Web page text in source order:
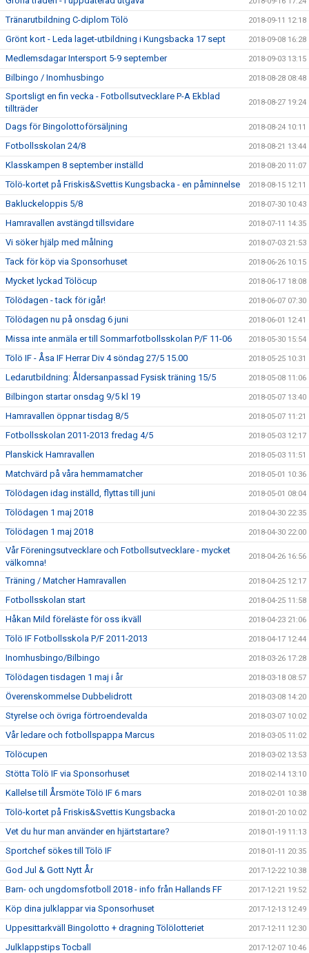
Tränarutbildning C-diplom Tölö 2018-09-11 12:18
Grönt kort - Leda laget-utbildning i Kungsbacka 17 sept 2018-09-08 16:28
Medlemsdagar Intersport 5-9 september 2018-09-03 13:15
Bilbingo / Inomhusbingo 2018-08-28 08:48
Sportsligt en fin vecka - Fotbollsutvecklare P-A Ekblad
tillträder
2018-08-27 19:24
Dags för Bingolottoförsäljning 2018-08-24 10:11
Fotbollsskolan 24/8 2018-08-21 13:44
Klasskampen 8 september inställd 2018-08-20 11:07
Tölö-kortet på Friskis&Svettis Kungsbacka - en påminnelse 2018-08-15 12:11
Bakluckeloppis 5/8 2018-07-30 10:43
Hamravallen avstängd tillsvidare 2018-07-11 14:35
Vi söker hjälp med målning 2018-07-03 21:53
Tack för köp via Sponsorhuset 2018-06-26 10:15
Mycket lyckad Tölöcup 2018-06-17 18:08
Tölödagen - tack för igår! 2018-06-07 07:30
Tölödagen nu på onsdag 6 juni 2018-06-01 12:41
Missa inte anmäla er till Sommarfotbollsskolan P/F 11-06 2018-05-30 15:54
Tölö IF - Åsa IF Herrar Div 4 söndag 27/5 15.00 2018-05-25 10:31
Ledarutbildning: Åldersanpassad Fysisk träning 15/5 2018-05-08 11:06
Bilbingon startar onsdag 9/5 kl 19 2018-05-07 13:40
Hamravallen öppnar tisdag 8/5 2018-05-07 11:21
Fotbollsskolan 2011-2013 fredag 4/5 2018-05-03 12:17
Planskick Hamravallen 2018-05-03 11:51
Matchvärd på våra hemmamatcher 2018-05-01 10:36
Tölödagen idag inställd, flyttas till juni 2018-05-01 08:04
Tölödagen 1 maj 2018 2018-04-30 22:35
Tölödagen 1 maj 2018 2018-04-30 22:00
Vår Föreningsutvecklare och Fotbollsutvecklare - mycket
välkomna!
2018-04-26 16:56
Träning / Matcher Hamravallen 2018-04-25 12:17
Fotbollsskolan start 2018-04-25 11:58
Håkan Mild föreläste för oss ikväll 2018-04-23 21:06
Tölö IF Fotbollsskola P/F 2011-2013 2018-04-17 12:44
Inomhusbingo/Bilbingo 2018-03-26 17:28
Tölödagen tisdagen 1 maj i år 2018-03-18 08:57
Överenskommelse Dubbelidrott 2018-03-08 14:20
Styrelse och övriga förtroendevalda 2018-03-07 10:02
Vår ledare och fotbollspappa Marcus 2018-03-05 11:02
Tölöcupen 2018-03-02 13:53
Stötta Tölö IF via Sponsorhuset 2018-02-14 13:10
Kallelse till Årsmöte Tölö IF 6 mars 2018-02-01 10:38
Tölö-kortet på Friskis&Svettis Kungsbacka 2018-01-20 10:02
Vet du hur man använder en hjärtstartare? 2018-01-19 11:13
Sportchef sökes till Tölö IF 2018-01-11 20:35
God Jul & Gott Nytt År 2017-12-22 10:38
Barn- och ungdomsfotboll 2018 - info från Hallands FF 2017-12-21 19:52
Köp dina julklappar via Sponsorhuset 2017-12-13 12:49
Uppesittarkväll Bingolotto + dragning Tölölotteriet 2017-12-11 12:30
Julklappstips Tocball 2017-12-07 10:46